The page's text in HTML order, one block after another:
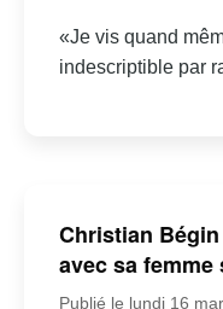
«Je vis quand
indescriptible par
Christian
avec sa
Publié le lundi 16